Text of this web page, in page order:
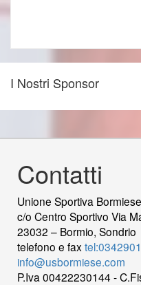
I Nostri Sponsor
Contatti
Unione Sportiva Bormiese
c/o Centro Sportivo Via
23032 – Bormio, Sondrio
telefono e fax
info@usbormiese.com
P.Iva 00422230144 -